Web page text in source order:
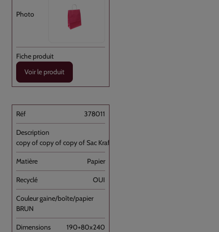
Voir le produit
378011
copy of copy of copy of Sac Kraft Brun [...]
Papier
OUI
BRUN
190+80x240